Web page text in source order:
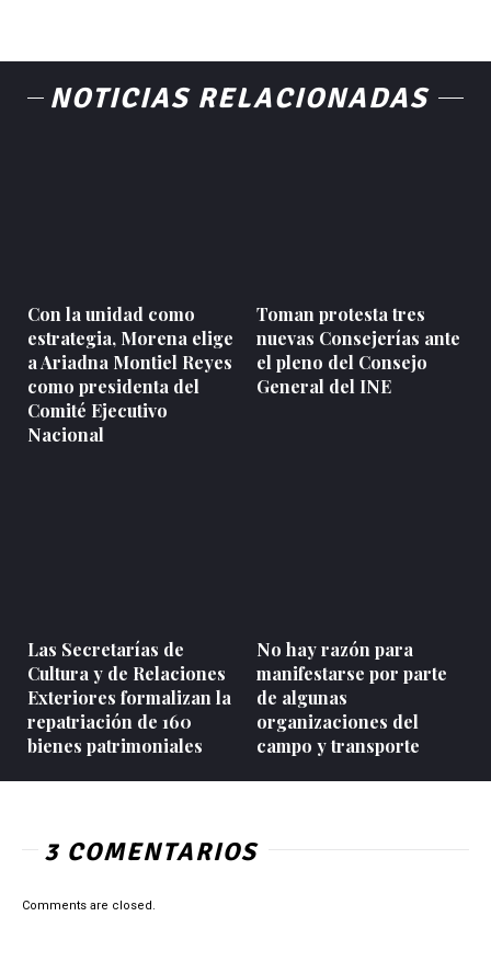
NOTICIAS RELACIONADAS
Con la unidad como
estrategia, Morena elige
a Ariadna Montiel Reyes
como presidenta del
Comité Ejecutivo
Nacional
Toman protesta tres
nuevas Consejerías ante
el pleno del Consejo
General del INE
Las Secretarías de
Cultura y de Relaciones
Exteriores formalizan la
repatriación de 160
bienes patrimoniales
No hay razón para
manifestarse por parte
de algunas
organizaciones del
campo y transporte
3 COMENTARIOS
Comments are closed.